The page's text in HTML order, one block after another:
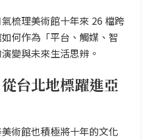
梳理美術館十年來 26 檔跨
何作為「平台、觸媒、智
變與未來生活思辨。
台北地標躍進亞
術館也積極將十年的文化